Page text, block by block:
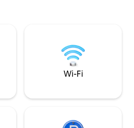
ได้ทั้งวันบนเตาย่าง
Wi-Fi